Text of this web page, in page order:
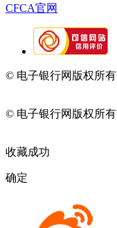
CFCA官网
© 电子银行网版权所有
© 电子银行网版权所有
收藏成功
确定